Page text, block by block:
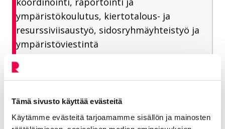
Tämä sivusto käyttää evästeitä
Käytämme evästeitä tarjoamamme sisällön ja mainosten
ympäristökoulutus, kiertotalous- ja
resurssiviisaustyö, sidosryhmäyhteistyö ja
ympäristöviestintä